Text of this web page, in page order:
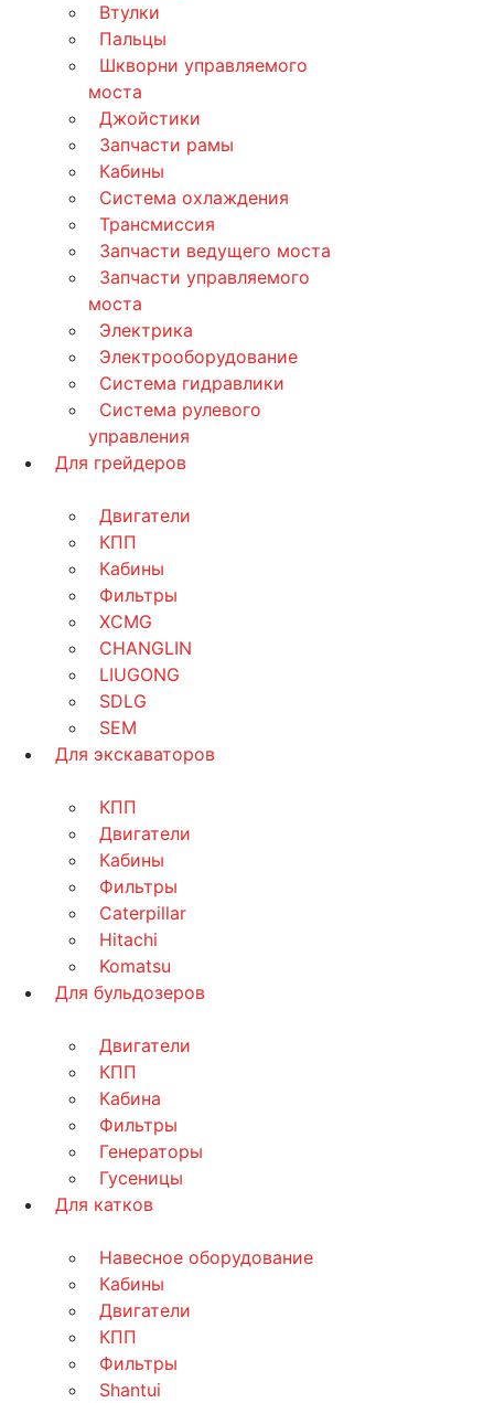
Втулки
Пальцы
Шкворни управляемого
моста
Джойстики
Запчасти рамы
Кабины
Система охлаждения
Трансмиссия
Запчасти ведущего моста
Запчасти управляемого
моста
Электрика
Электрооборудование
Система гидравлики
Система рулевого
управления
Для грейдеров
Двигатели
КПП
Кабины
Фильтры
XCMG
CHANGLIN
LIUGONG
SDLG
SEM
Для экскаваторов
КПП
Двигатели
Кабины
Фильтры
Caterpillar
Hitachi
Komatsu
Для бульдозеров
Двигатели
КПП
Кабина
Фильтры
Генераторы
Гусеницы
Для катков
Навесное оборудование
Кабины
Двигатели
КПП
Фильтры
Shantui